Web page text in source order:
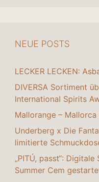
NEUE POSTS
LECKER LECKEN:
DIVERSA Sortiment
International Spirits
Mallorange – Mallorca
Underberg x Die
limitierte
„PITÚ, passt“:
Summer Cem